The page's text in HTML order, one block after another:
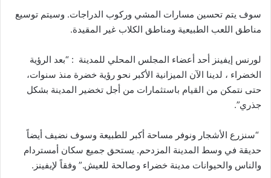
سوف يتم تحسين مسارات المشي وركوب الدراجات. وسيتم توسيع
مناطق اللعب الطبيعية ومناطق الكلاب غير المقيدة.
لورنس إيفينز أحد أعضاء المجلس المحلي للمدينة : “بعد الرؤية
الخضراء ، لدينا الآن الميزانية الأكبر نحو رؤية خضرة منذ سنوات،
حتى نتمكن من القيام باستثمارات من أجل تخضير المدينة بشكل
جذري”.
“سنزرع الأشجار ونوفر مساحة أكبر للطبيعة وسوف نضيف أيضاً
حديقة في وسط المدينة المزدحم. يستحق جميع سكان أمستردام
والناس والحيوانات مدينة خضراء وصالحة للعيش.” وفقاً لإيفينز.